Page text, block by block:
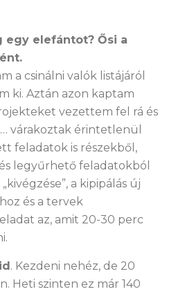
egy elefántot? Ősi a
a csinálni valók listájáról
ki. Aztán azon kaptam
vezettem fel rá és
várakoztak érintetlenül
feladatok is részekből,
legyűrhető feladatokból
a kipipálás új
és a tervek
az, amit 20-30 perc
. Kezdeni nehéz, de 20
Heti szinten ez már 140